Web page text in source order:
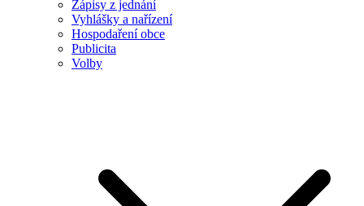
Zápisy z jednání
Vyhlášky a nařízení
Hospodaření obce
Publicita
Volby